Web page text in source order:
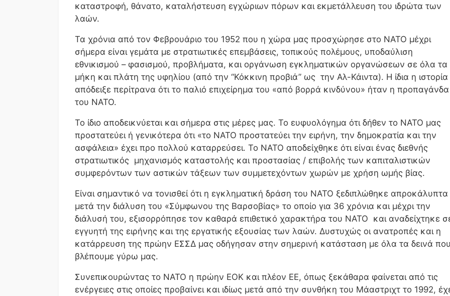
καταστροφή, θάνατο, καταλήστευση εγχώριων πόρων και εκμετάλλευση του ιδρώτα των
λαών.
Τα χρόνια από τον Φεβρουάριο του 1952 που η χώρα μας προσχώρησε στο ΝΑΤΟ μέχρι
σήμερα είναι γεμάτα με στρατιωτικές επεμβάσεις, τοπικούς πολέμους, υποδαύλιση
εθνικισμού – φασισμού, προβλήματα, και οργάνωση εγκληματικών οργανώσεων σε όλα τα
μήκη και πλάτη της υφηλίου (από την “Κόκκινη προβιά” ως την Αλ-Κάιντα). Η ίδια η ιστορία
απόδειξε περίτρανα ότι το παλιό επιχείρημα του «από βορρά κινδύνου» ήταν η προπαγάνδα
του ΝΑΤΟ.
Το ίδιο αποδεικνύεται και σήμερα στις μέρες μας. Το ευφυολόγημα ότι δήθεν το ΝΑΤΟ μας
προστατεύει ή γενικότερα ότι «το ΝΑΤΟ προστατεύει την ειρήνη, την δημοκρατία και την
ασφάλεια» έχει προ πολλού καταρρεύσει. Το ΝΑΤΟ αποδείχθηκε ότι είναι ένας διεθνής
στρατιωτικός μηχανισμός καταστολής και προστασίας / επιβολής των καπιταλιστικών
συμφερόντων των αστικών τάξεων των συμμετεχόντων χωρών με χρήση ωμής βίας.
Είναι σημαντικό να τονισθεί ότι η εγκληματική δράση του ΝΑΤΟ ξεδιπλώθηκε απροκάλυπτα
μετά την διάλυση του «Σύμφωνου της Βαρσοβίας» το οποίο για 36 χρόνια και μέχρι την
διάλυσή του, εξισορρόπησε τον καθαρά επιθετικό χαρακτήρα του ΝΑΤΟ και αναδείχτηκε
εγγυητή της ειρήνης και της εργατικής εξουσίας των λαών. Δυστυχώς οι ανατροπές και η
κατάρρευση της πρώην ΕΣΣΔ μας οδήγησαν στην σημερινή κατάσταση με όλα τα δεινά που
βλέπουμε γύρω μας.
Συνεπικουρώντας το ΝΑΤΟ η πρώην ΕΟΚ και πλέον ΕΕ, όπως ξεκάθαρα φαίνεται από τις
ενέργειες στις οποίες προβαίνει και ιδίως μετά από την συνθήκη του Μάαστριχτ το 1992,